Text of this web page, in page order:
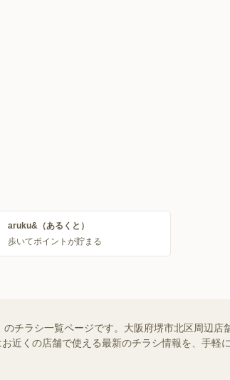
aruku&（あるくと）
歩いてポイントが貯まる
チラシ一覧ページです。大阪府堺市北区周辺
近くの店舗で使える最新のチラシ情報を、手軽